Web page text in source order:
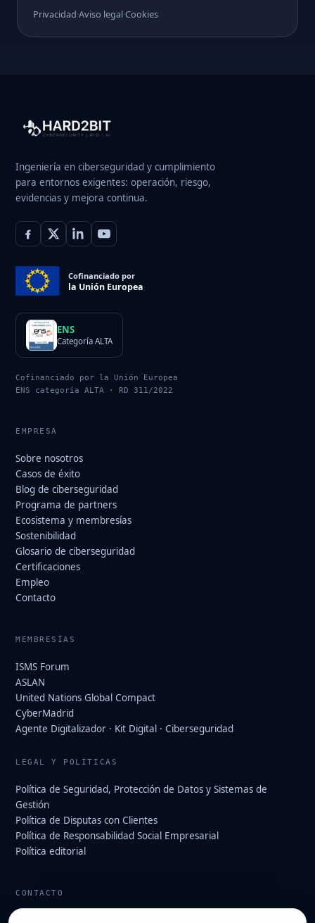
Privacidad·Aviso legal·Cookies
Ingeniería en ciberseguridad y cumplimiento
para entornos exigentes: operación, riesgo,
evidencias y mejora continua.
Cofinanciado por
la Unión Europea
ENS
Categoría ALTA
Cofinanciado por la Unión Europea
ENS categoría ALTA · RD 311/2022
EMPRESA
Sobre nosotros
Casos de éxito
Blog de ciberseguridad
Programa de partners
Ecosistema y membresías
Sostenibilidad
Glosario de ciberseguridad
Certificaciones
Empleo
Contacto
MEMBRESÍAS
ISMS Forum
ASLAN
United Nations Global Compact
CyberMadrid
Agente Digitalizador · Kit Digital · Ciberseguridad
LEGAL Y POLÍTICAS
Política de Seguridad, Protección de Datos y Sistemas de
Gestión
Política de Disputas con Clientes
Política de Responsabilidad Social Empresarial
Política editorial
CONTACTO